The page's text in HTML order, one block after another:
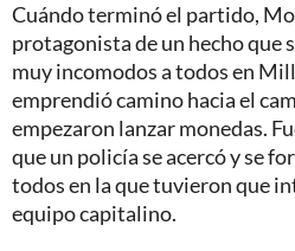
Cuándo terminó el partido,
protagonista de un hecho que
muy incomodos a todos en
emprendió camino hacia el
empezaron lanzar monedas.
que un policía se acercó y se
todos en la que tuvieron que
equipo capitalino.